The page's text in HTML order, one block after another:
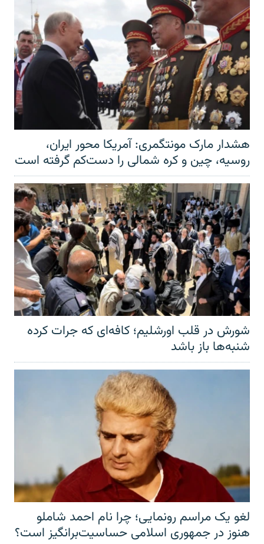
هشدار مارک مونتگمری: آمریکا محور ایران،
روسیه، چین و کره شمالی را دست‌کم گرفته است
شورش در قلب اورشلیم؛ کافه‌ای که جرات کرده
شنبه‌ها باز باشد
لغو یک مراسم رونمایی؛ چرا نام احمد شاملو
هنوز در جمهوری اسلامی حساسیت‌برانگیز است؟